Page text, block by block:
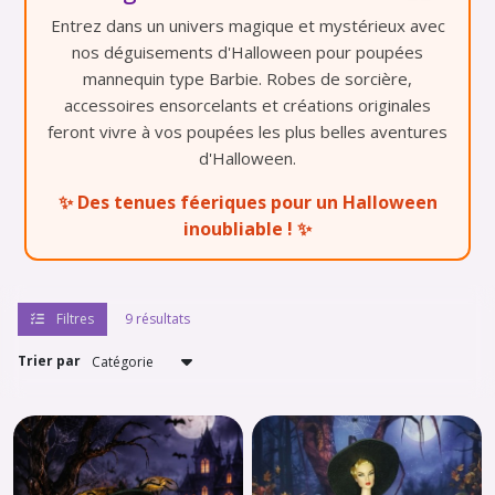
Entrez dans un univers magique et mystérieux avec
nos déguisements d'Halloween pour poupées
mannequin type Barbie. Robes de sorcière,
accessoires ensorcelants et créations originales
feront vivre à vos poupées les plus belles aventures
d'Halloween.
✨ Des tenues féeriques pour un Halloween
inoubliable ! ✨
Filtres 9 résultats
Trier par
Déguisement
et
halloween
Robe
de
(18)
Bijoux
Sac
(55)